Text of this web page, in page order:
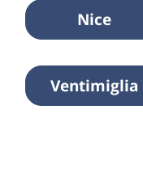
Nice
Ventimiglia